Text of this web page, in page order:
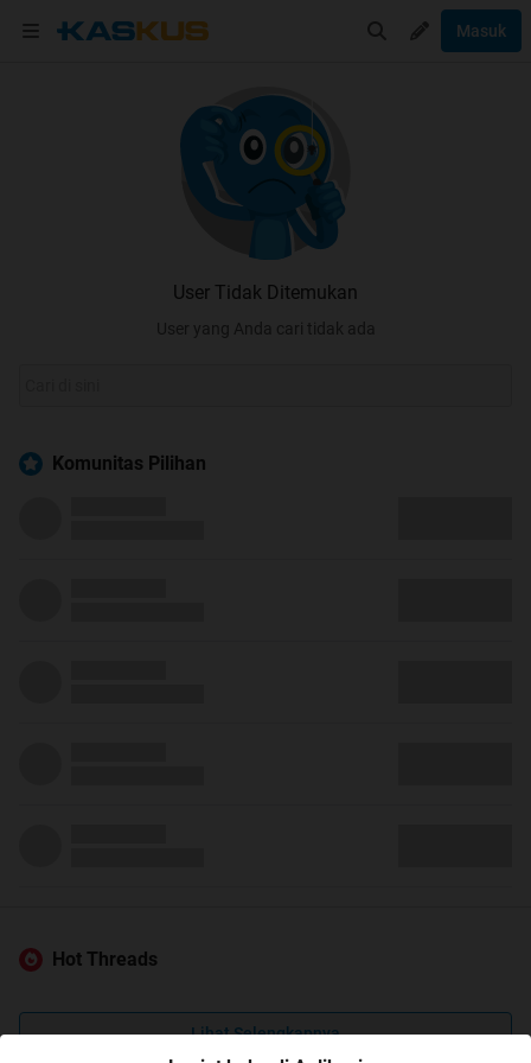
Masuk
User Tidak Ditemukan
User yang Anda cari tidak ada
Komunitas Pilihan
Hot Threads
Lihat Selengkapnya